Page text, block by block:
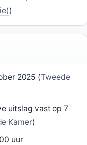
)
2025 (Tweede
uitslag vast op 7
Kamer)
uur